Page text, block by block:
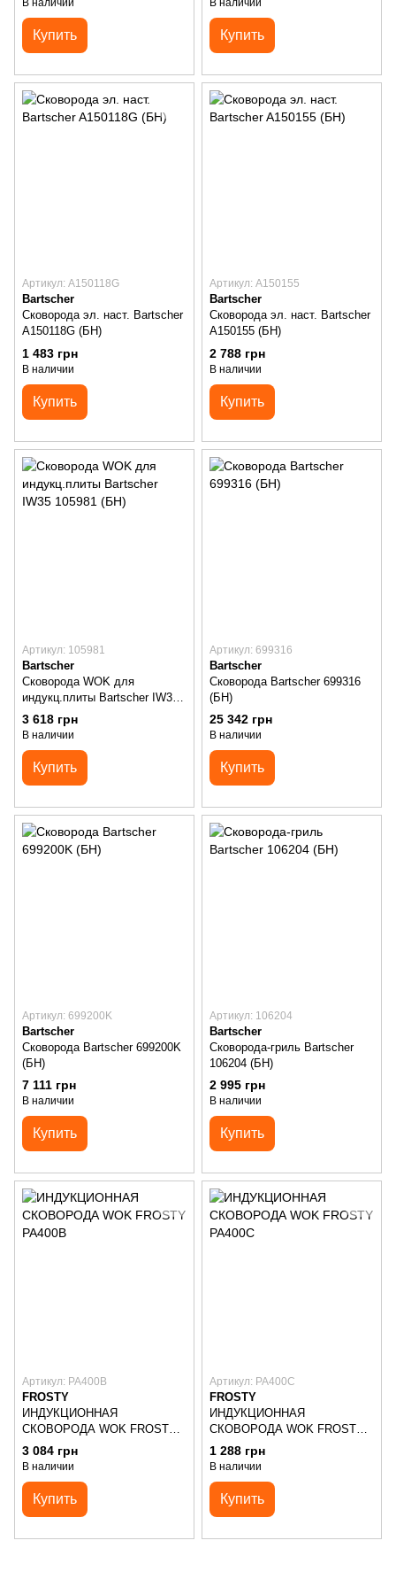
В наличии
Купить
В наличии
Купить
Артикул: A150118G
Bartscher
Сковорода эл. наст. Bartscher
A150118G (БН)
1 483 грн
В наличии
Купить
Артикул: A150155
Bartscher
Сковорода эл. наст. Bartscher
A150155 (БН)
2 788 грн
В наличии
Купить
Артикул: 105981
Bartscher
Сковорода WOK для
индукц.плиты Bartscher IW35
105981 (БН)
3 618 грн
В наличии
Купить
Артикул: 699316
Bartscher
Сковорода Bartscher 699316
(БН)
25 342 грн
В наличии
Купить
Артикул: 699200K
Bartscher
Сковорода Bartscher 699200K
(БН)
7 111 грн
В наличии
Купить
Артикул: 106204
Bartscher
Сковорода-гриль Bartscher
106204 (БН)
2 995 грн
В наличии
Купить
Артикул: PA400B
FROSTY
ИНДУКЦИОННАЯ
СКОВОРОДА WOK FROSTY
PA400B
3 084 грн
В наличии
Купить
Артикул: PA400C
FROSTY
ИНДУКЦИОННАЯ
СКОВОРОДА WOK FROSTY
PA400C
1 288 грн
В наличии
Купить